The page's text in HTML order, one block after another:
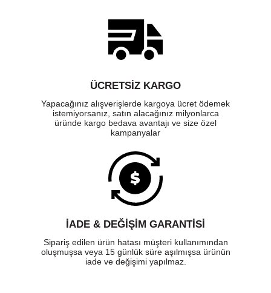
ÜCRETSIZ KARGO
Yapacağınız alışverişlerde kargoya ücret ödemek
istemiyorsanız, satın alacağınız milyonlarca
üründe kargo bedava avantajı ve size özel
kampanyalar
İADE & DEĞİŞİM GARANTİSİ
Sipariş edilen ürün hatası müşteri kullanımından
oluşmuşsa veya 15 günlük süre aşılmışsa ürünün
iade ve değişimi yapılmaz.